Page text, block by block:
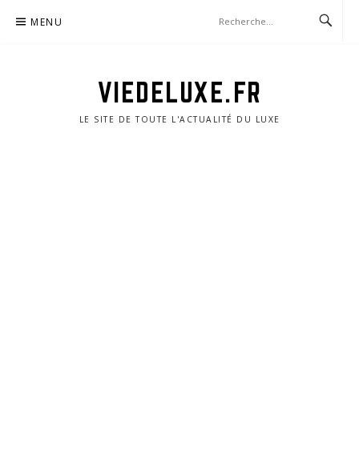
MENU
VIEDELUXE.FR
LE SITE DE TOUTE L'ACTUALITÉ DU LUXE